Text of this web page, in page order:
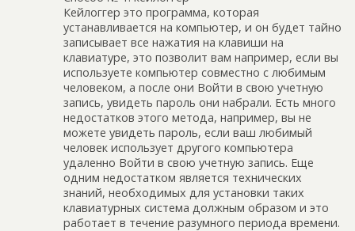
Кейлоггер это программа, которая
устанавливается на компьютер, и он будет тайно
записывает все нажатия на клавиши на
клавиатуре, это позволит вам например, если вы
используете компьютер совместно с любимым
человеком, а после они Войти в свою учетную
запись, увидеть пароль они набрали. Есть много
недостатков этого метода, например, вы не
можете увидеть пароль, если ваш любимый
человек использует другого компьютера
удаленно Войти в свою учетную запись. Еще
одним недостатком является технических
знаний, необходимых для установки таких
клавиатурных система должным образом и это
работает в течение разумного периода времени.